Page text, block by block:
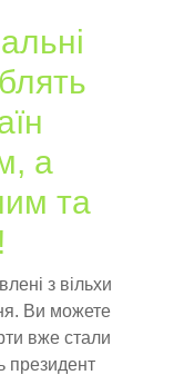
а
та
з вільхи
Ви можете
вже стали
президент